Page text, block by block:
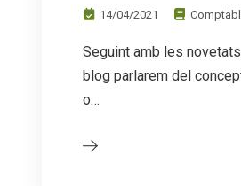
14/04/2021
Seguint amb les
blog parlarem del
o…